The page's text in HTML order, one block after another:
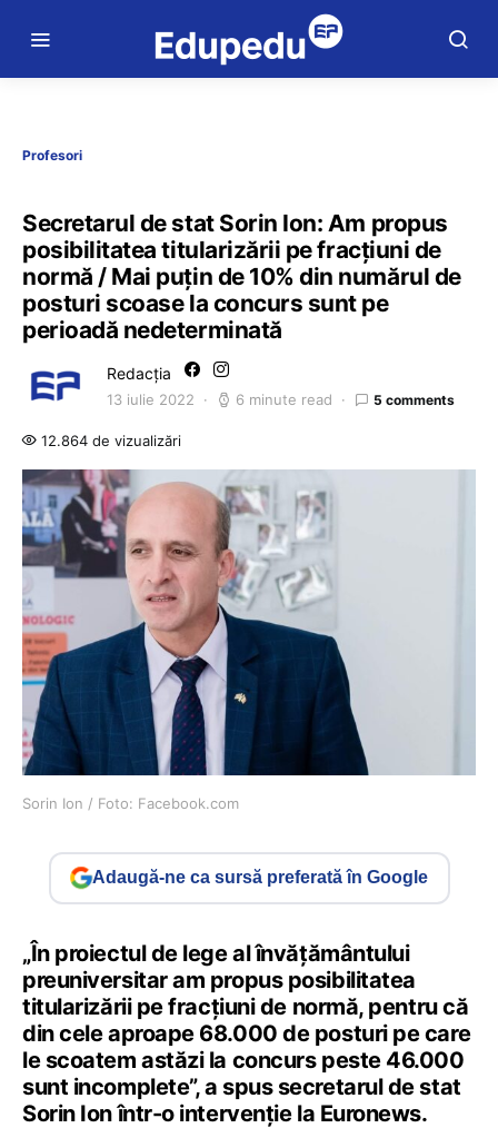
Profesori
Secretarul de stat Sorin Ion: Am propus
posibilitatea titularizării pe fracțiuni de
normă / Mai puțin de 10% din numărul de
posturi scoase la concurs sunt pe
perioadă nedeterminată
Redacția
13 iulie 2022 6 minute read 5 comments
12.864 de vizualizări
Sorin Ion / Foto: Facebook.com
Adaugă-ne ca sursă preferată în Google
„În proiectul de lege al învățământului
preuniversitar am propus posibilitatea
titularizării pe fracțiuni de normă, pentru că
din cele aproape 68.000 de posturi pe care
le scoatem astăzi la concurs peste 46.000
sunt incomplete”, a spus secretarul de stat
Sorin Ion într-o intervenție la Euronews.